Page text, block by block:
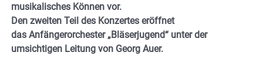
musikalisches Können vor.
Den zweiten Teil des Konzertes eröffnet
das Anfängerorchester „Bläserjugend“ unter der
umsichtigen Leitung von Georg Auer.